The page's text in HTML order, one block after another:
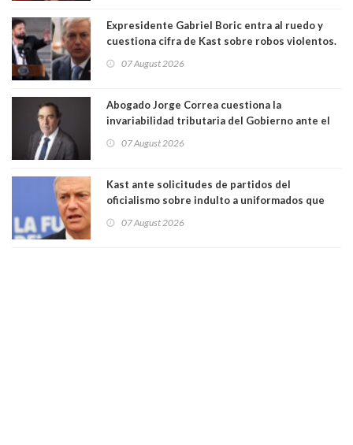
Expresidente Gabriel Boric entra al ruedo y
cuestiona cifra de Kast sobre robos violentos.
07 August 2026
Abogado Jorge Correa cuestiona la
invariabilidad tributaria del Gobierno ante el
democracia” y "defendemos la alternancia en el
07 August 2026
Kast ante solicitudes de partidos del
oficialismo sobre indulto a uniformados que
07 August 2026